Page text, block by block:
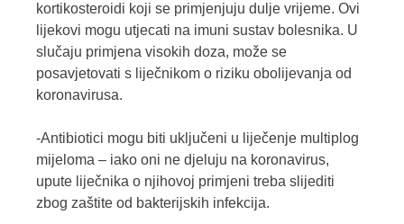
kortikosteroidi koji se primjenjuju dulje vrijeme. Ovi
lijekovi mogu utjecati na imuni sustav bolesnika. U
slučaju primjena visokih doza, može se
posavjetovati s liječnikom o riziku obolijevanja od
koronavirusa.
-Antibiotici mogu biti uključeni u liječenje multiplog
mijeloma – iako oni ne djeluju na koronavirus,
upute liječnika o njihovoj primjeni treba slijediti
zbog zaštite od bakterijskih infekcija.